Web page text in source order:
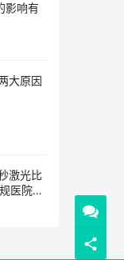
影响有
大原因
激光比
医院值